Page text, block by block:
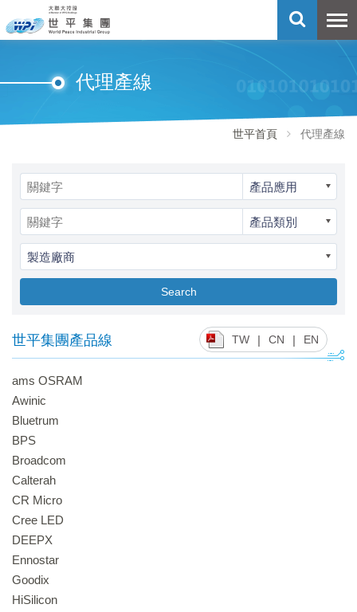
代理產線
世平首頁 代理產線
產品應用
產品類別
製造廠商
Search
世平集團產品線 TW | CN | EN
ams OSRAM
Awinic
Bluetrum
BPS
Broadcom
Calterah
CR Micro
Cree LED
DEEPX
Ennostar
Goodix
HiSilicon